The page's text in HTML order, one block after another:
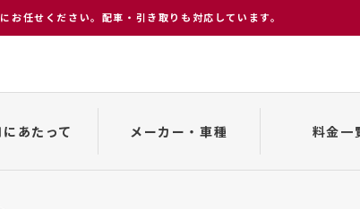
お任せください。配⾞・引き取りも対応しています。
にあたって メーカー・車種 料金一